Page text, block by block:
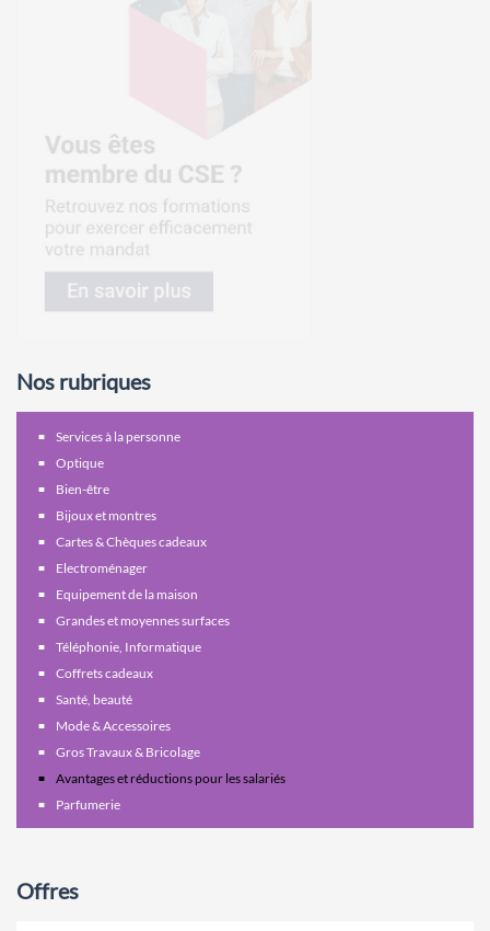
Nos rubriques
Services à la personne
Optique
Bien-être
Bijoux et montres
Cartes & Chèques cadeaux
Electroménager
Equipement de la maison
Grandes et moyennes surfaces
Téléphonie, Informatique
Coffrets cadeaux
Santé, beauté
Mode & Accessoires
Gros Travaux & Bricolage
Avantages et réductions pour les salariés
Parfumerie
Offres